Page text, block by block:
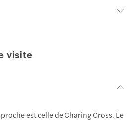
visite
est celle de Charing Cross. Le